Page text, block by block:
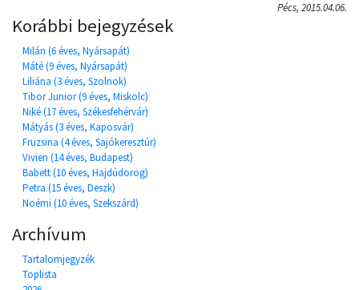
Pécs, 2015.04.06.
Korábbi bejegyzések
Milán (6 éves, Nyársapát)
Máté (9 éves, Nyársapát)
Liliána (3 éves, Szolnok)
Tibor Junior (9 éves, Miskolc)
Niké (17 éves, Székesfehérvár)
Mátyás (3 éves, Kaposvár)
Fruzsina (4 éves, Sajókeresztúr)
Vivien (14 éves, Budapest)
Babett (10 éves, Hajdúdorog)
Petra (15 éves, Deszk)
Noémi (10 éves, Szekszárd)
Archívum
Tartalomjegyzék
Toplista